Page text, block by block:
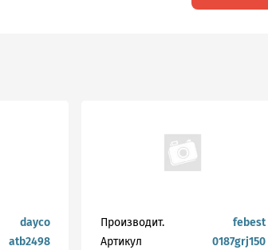
dayco
atb2498
Производит.
febest
Артикул
0187grj150